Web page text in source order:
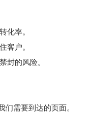
化率。
客户。
封的风险。
们需要到达的页面。